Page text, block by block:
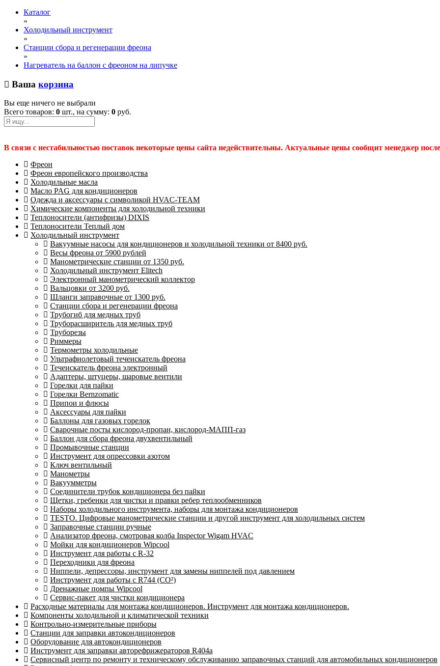
Каталог
»
Холодильный инструмент
»
Станции сбора и регенерации фреона
»
Нагреватель на баллон с фреоном на липучке
Ваша корзина
Вы еще ничего не выбрали
Всего товаров: 0 шт., на сумму: 0 руб.
В связи с нестабильностью поставок некоторые цены сайта недействительны. Актуальные цены сообщит менеджер
Фреон
Фреон европейского производства
Холодильные масла
Масло PAG для кондиционеров
Одежда и аксессуары с символикой HVAC-TEAM
Химические компоненты для холодильной техники
Теплоносители (антифризы) DIXIS
Теплоносители Теплый дом
Холодильный инструмент
Вакуумные насосы для кондиционеров и холодильной техники от 8400 руб.
Весы фреона от 5900 рублей
Манометрические станции от 1350 руб.
Холодильный инструмент Elitech
Электронный манометрический коллектор
Вальцовки от 3200 руб.
Шланги заправочные от 1300 руб.
Станции сбора и регенерации фреона
Трубогиб для медных труб
Труборасширитель для медных труб
Труборезы
Риммеры
Термометры холодильные
Ультрафиолетовый течеискатель фреона
Течеискатель фреона электронный
Адаптеры, штуцеры, шаровые вентили
Горелки для пайки
Горелки Bernzomatic
Припои и флюсы
Аксессуары для пайки
Баллоны для газовых горелок
Сварочные посты кислород-пропан, кислород-МАПП-газ
Баллон для сбора фреона двухвентильный
Промывочные станции
Инструмент для опрессовки азотом
Ключ вентильный
Манометры
Вакуумметры
Соединители трубок кондиционера без пайки
Щетки, гребенки для чистки и правки ребер теплообменников
Наборы холодильного инструмента, наборы для монтажа кондиционеров
TESTO. Цифровые манометрические станции и другой инструмент для холодильных систем
Заправочные станции ручные
Анализатор фреона, смотровая колба Inspector Wigam HVAC
Мойки для кондиционеров Wipcool
Инструмент для работы с R-32
Переходники для фреона
Ниппели, депрессоры, инструмент для замены ниппелей под давлением
Инструмент для работы с R744 (CO²)
Дренажные помпы Wipcool
Сервис-пакет для чистки кондиционера
Расходные материалы для монтажа кондиционеров. Инструмент для монтажа кондиционеров.
Компоненты холодильной и климатической техники
Контрольно-измерительные приборы
Станции для заправки автокондиционеров
Оборудование для автокондиционеров
Инструмент для заправки авторефрижераторов R404a
Сервисный центр по ремонту и техническому обслуживанию заправочных станций для автомобильных кондиционеров